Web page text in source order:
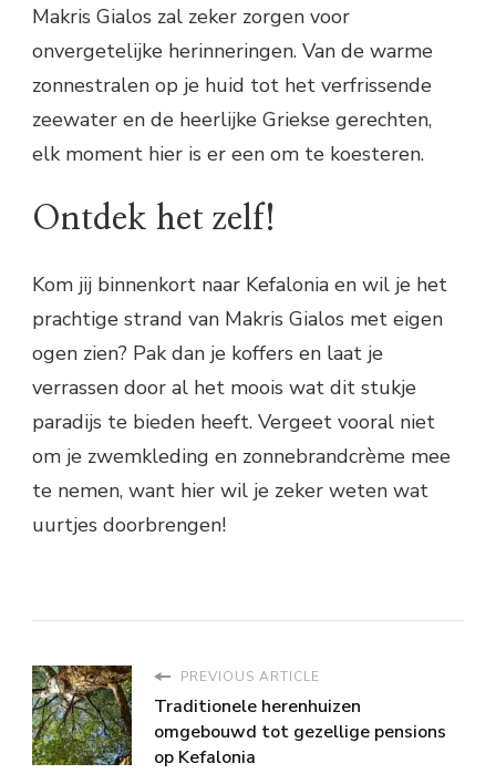
Makris Gialos zal zeker zorgen voor
onvergetelijke herinneringen. Van de warme
zonnestralen op je huid tot het verfrissende
zeewater en de heerlijke Griekse gerechten,
elk moment hier is er een om te koesteren.
Ontdek het zelf!
Kom jij binnenkort naar Kefalonia en wil je het
prachtige strand van Makris Gialos met eigen
ogen zien? Pak dan je koffers en laat je
verrassen door al het moois wat dit stukje
paradijs te bieden heeft. Vergeet vooral niet
om je zwemkleding en zonnebrandcrème mee
te nemen, want hier wil je zeker weten wat
uurtjes doorbrengen!
PREVIOUS ARTICLE
Traditionele herenhuizen
omgebouwd tot gezellige pensions
op Kefalonia